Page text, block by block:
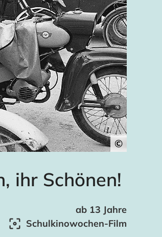
©
ihr Schönen!
ab 13 Jahre
Schulkinowochen-Film